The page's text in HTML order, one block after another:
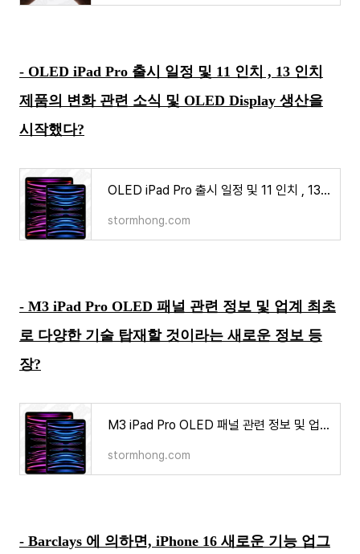
- OLED iPad Pro 출시 일정 및 11 인치 , 13 인치
제품의 변화 관련 소식 및 OLED Display 생산을
시작했다?
OLED iPad Pro 출시 일정 및 11 인치 , 13 인치 제품의 변화 관련 소식 및 OLED Display 생산을 시작했다?
stormhong.com
- M3 iPad Pro OLED 패널 관련 정보 및 업계 최초
로 다양한 기술 탑재할 것이라는 새로운 정보 등
장?
M3 iPad Pro OLED 패널 관련 정보 및 업계 최초로 다양한 기술 탑재할 것이라는 새로운 정보 등장?
stormhong.com
- Barclays 에 의하면, iPhone 16 새로운 기능 업그